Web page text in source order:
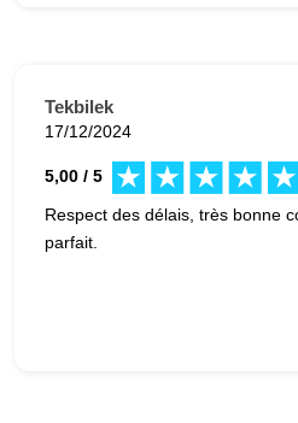
Tekbilek
17/12/2024
5,00 / 5
Respect des délais, très bonne
parfait.